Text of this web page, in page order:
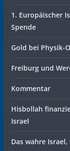
1. Europäischer
Spende
Gold bei Physik-
Freiburg und
Kommentar
Hisbollah
Israel
Das wahre